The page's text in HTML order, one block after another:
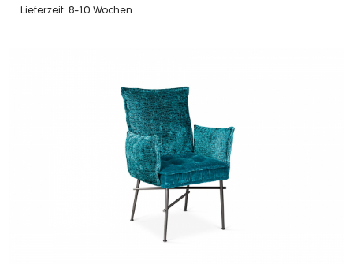
Lieferzeit: 8-10 Wochen